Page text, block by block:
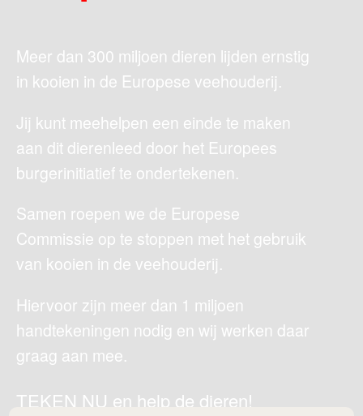
Meer dan 300 miljoen dieren lijden ernstig
in kooien in de Europese veehouderij.
Jij kunt meehelpen een einde te maken
aan dit dierenleed door het Europees
burgerinitiatief te ondertekenen.
Samen roepen we de Europese
Commissie op te stoppen met het gebruik
van kooien in de veehouderij.
Hiervoor zijn meer dan 1 miljoen
handtekeningen nodig en wij werken daar
graag aan mee.
TEKEN NU en help de dieren!